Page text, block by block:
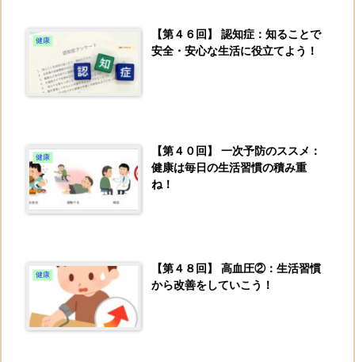
健康
【第４６回】 認知症：知ることで
安全・安心な生活に役立てよう！
健康
【第４０回】 一次予防のススメ：
健康は毎日の生活習慣の積み重
ね！
健康
【第４８回】 高血圧②：生活習慣
から改善をしていこう！